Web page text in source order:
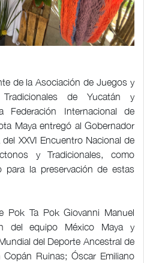
de la Asociación de Juegos y
de Yucatán y
Federación Internacional de
Maya entregó al Gobernador
XXVI Encuentro Nacional de
y Tradicionales, como
para la preservación de estas
Pok Ta Pok Giovanni Manuel
del equipo México Maya y
del Deporte Ancestral de
Copán Ruinas; Óscar Emiliano